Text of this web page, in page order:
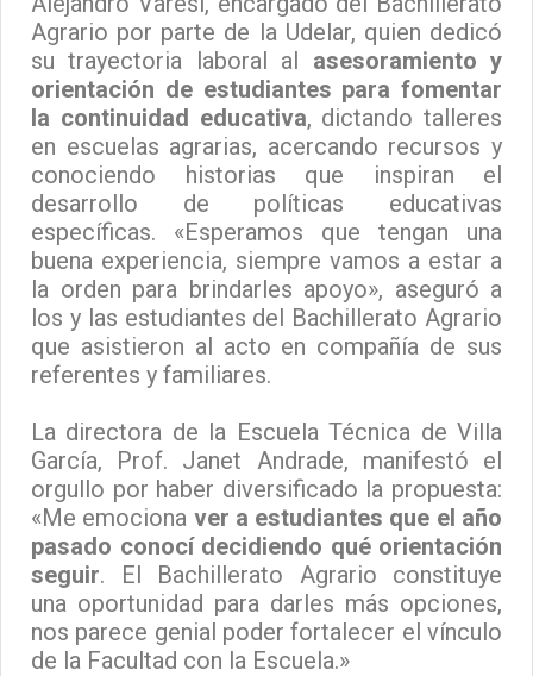
Agrario por parte de la Udelar, quien dedicó
su trayectoria laboral al asesoramiento y
orientación de estudiantes para fomentar
la continuidad educativa, dictando talleres
en escuelas agrarias, acercando recursos y
conociendo historias que inspiran el
desarrollo de políticas educativas
específicas. «Esperamos que tengan una
buena experiencia, siempre vamos a estar a
la orden para brindarles apoyo», aseguró a
los y las estudiantes del Bachillerato Agrario
que asistieron al acto en compañía de sus
referentes y familiares.
La directora de la Escuela Técnica de Villa
García, Prof. Janet Andrade, manifestó el
orgullo por haber diversificado la propuesta:
«Me emociona ver a estudiantes que el año
pasado conocí decidiendo qué orientación
seguir. El Bachillerato Agrario constituye
una oportunidad para darles más opciones,
nos parece genial poder fortalecer el vínculo
de la Facultad con la Escuela.»